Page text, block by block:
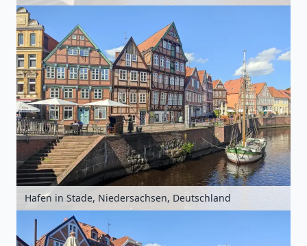
Hafen in Stade, Niedersachsen, Deutschland